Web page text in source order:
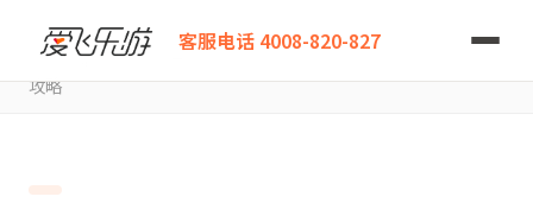
客服电话 4008-820-827
爱飞乐游
2026成都飞安特卫普商务舱白皮书：躺飞比利时钻石之城的终极
攻略